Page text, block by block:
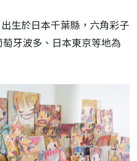
出生於日本千葉縣，六角彩子
牙波多、日本東京等地為